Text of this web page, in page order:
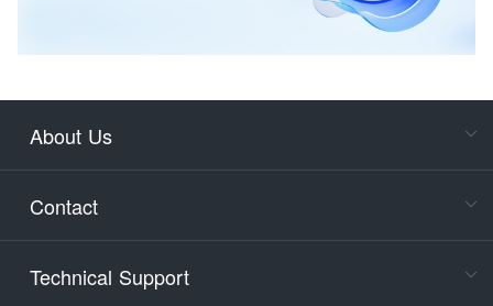
About Us
Contact
Technical Support